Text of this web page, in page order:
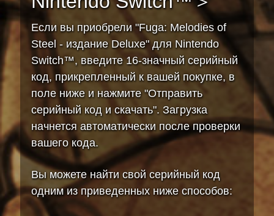
Если вы приобрели "Fuga: Melodies of
Steel - издание Deluxe" для Nintendo
Switch™, введите 16-значный серийный
код, прикрепленный к вашей покупке, в
поле ниже и нажмите "Отправить
серийный код и скачать". Загрузка
начнется автоматически после проверки
вашего кода.
Вы можете найти свой серийный код
одним из приведенных ниже способов: